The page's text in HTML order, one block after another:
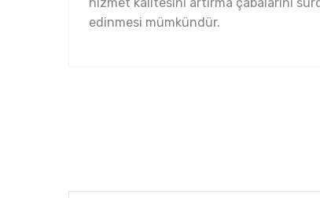
edinmesi mümkündür.